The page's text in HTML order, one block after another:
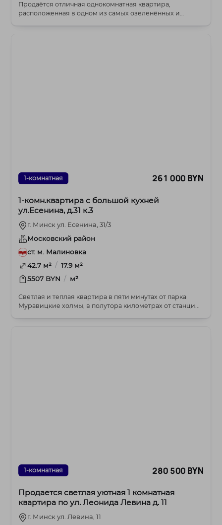
Продаётся отличная однокомнатная квартира,
расположенная в одном из самых озеленённых и
1-комнатная 261 000 BYN
1-комн.квартира с большой кухней
ул.Есенина, д.31 к.3
г. Минск ул. Есенина, 31/3
Московский район
ст. м. Малиновка
42.7 м² / 17.9 м²
5507 BYN / м²
Светлая и теплая квартира в пяти минутах от парка
Муравицкие холмы, в полутора километрах от станци...
1-комнатная 280 500 BYN
Продается светлая уютная 1 комнатная
квартира по ул. Леонида Левина д. 11
г. Минск ул. Левина, 11